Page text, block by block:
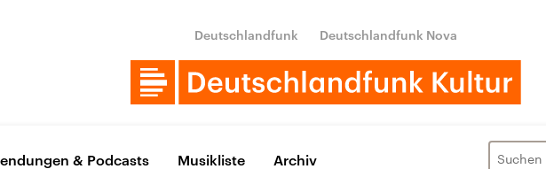
Deutschlandfunk Deutschlandfunk Nova
& Podcasts Musikliste Archiv